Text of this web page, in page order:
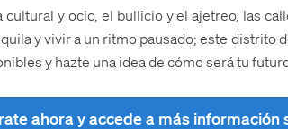
y ocio, el bullicio y el ajetreo, las
y vivir a un ritmo pausado; este distrito
y hazte una idea de cómo será tu
ahora y accede a más